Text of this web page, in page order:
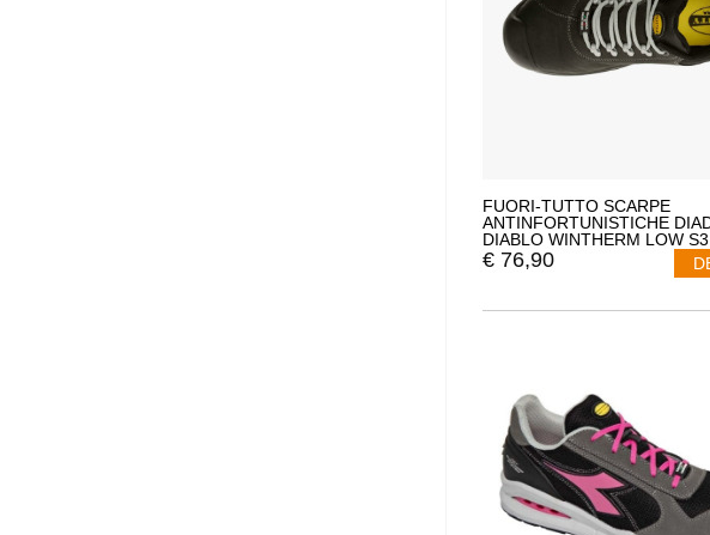
FUORI-TUTTO SCARPE
ANTINFORTUNISTICHE
DIABLO WINTHERM LOW
NUMERO 48
€ 76,90